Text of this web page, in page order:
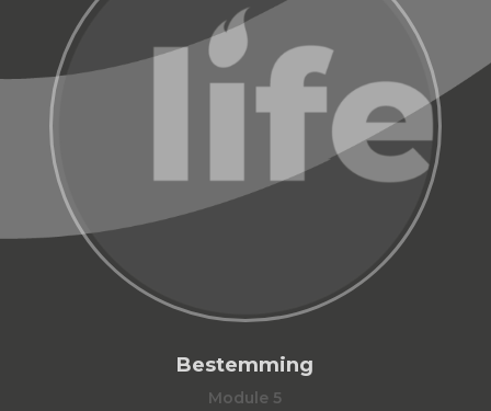
Bestemming
Module 5